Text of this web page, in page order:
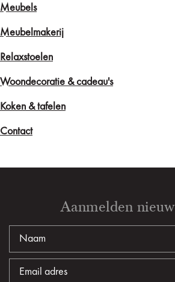
Meubels
Meubelmakerij
Relaxstoelen
Woondecoratie & cadeau's
Koken & tafelen
Contact
Aanmelden